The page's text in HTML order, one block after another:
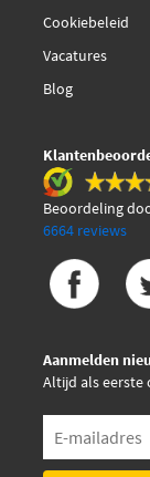
Cookiebeleid
Vacatures
Blog
Beoordeling
6664 reviews
Aanmelden
Altijd als eerste